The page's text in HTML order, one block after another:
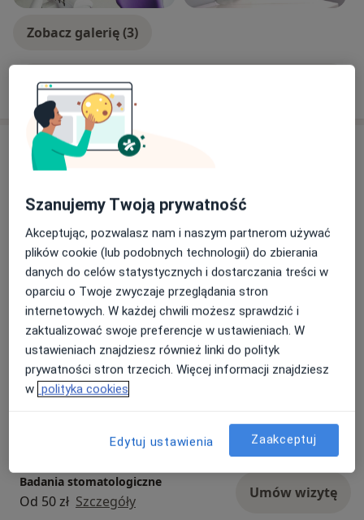
Zobacz galerię (3)
Usługi i ceny
Od 80 zł Szczegóły
Leczenie kanałowe pod
mikroskopem
Od 900 zł Szczegóły
Umów wizytę
Odbudowa korony zęba z wkładem
z włókna szklanego
Od 450 zł Szczegóły
Umów wizytę
Powtórne leczenie kanałowe pod
Szczegóły
Umów wizytę
Badania stomatologiczne
Od 50 zł Szczegóły Umów wizytę
Szanujemy Twoją prywatność
Akceptując, pozwalasz nam i naszym partnerom używać
plików cookie (lub podobnych technologii) do zbierania
danych do celów statystycznych i dostarczania treści w
oparciu o Twoje zwyczaje przeglądania stron
internetowych. W każdej chwili możesz sprawdzić i
zaktualizować swoje preferencje w ustawieniach. W
ustawieniach znajdziesz również linki do polityk
prywatności stron trzecich. Więcej informacji znajdziesz
w polityka cookies
Edytuj ustawienia Zaakceptuj